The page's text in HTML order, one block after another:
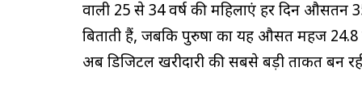
वाली 25 से 34 वर्ष की महिलाएं हर दिन औसतन
बिताती हैं, जबकि पुरुषों का यह औसत महज 24.8
अब डिजिटल खरीदारी की सबसे बड़ी ताकत बन